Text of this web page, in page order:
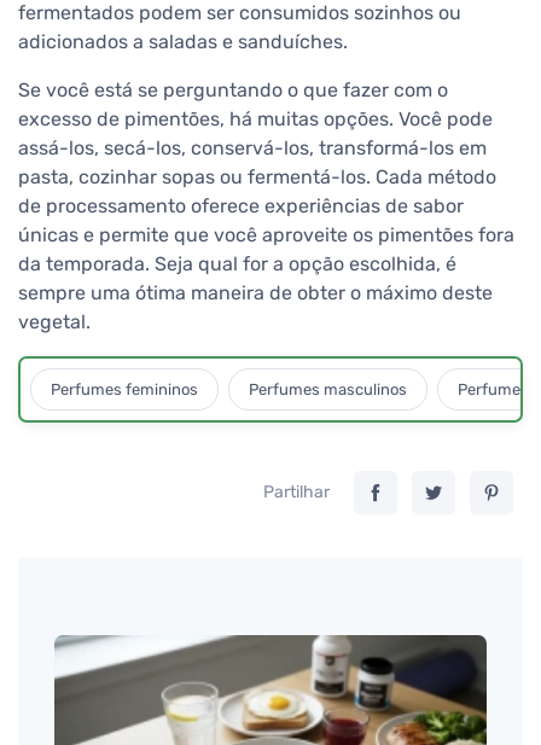
fermentados podem ser consumidos sozinhos ou
adicionados a saladas e sanduíches.
Se você está se perguntando o que fazer com o
excesso de pimentões, há muitas opções. Você pode
assá-los, secá-los, conservá-los, transformá-los em
pasta, cozinhar sopas ou fermentá-los. Cada método
de processamento oferece experiências de sabor
únicas e permite que você aproveite os pimentões fora
da temporada. Seja qual for a opção escolhida, é
sempre uma ótima maneira de obter o máximo deste
vegetal.
Perfumes femininos Perfumes masculinos Perfumes
Partilhar